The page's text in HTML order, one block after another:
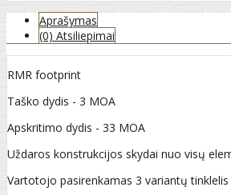
Aprašymas
(0) Atsiliepimai
RMR footprint
Taško dydis - 3 MOA
Apskritimo dydis - 33 MOA
Uždaros konstrukcijos skydai nuo visų
Vartotojo pasirenkamas 3 variantų tinklelis